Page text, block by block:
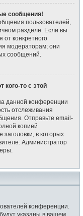
сообщения!
пользователей,
разделе. Если вы
конкретного
модераторам; они
сообщений.
кого-то с этой
данной конференции
отслеживания
Отправьте email-
копией
заголовки, в которых
Администратор
конференции.
указаны в вашем